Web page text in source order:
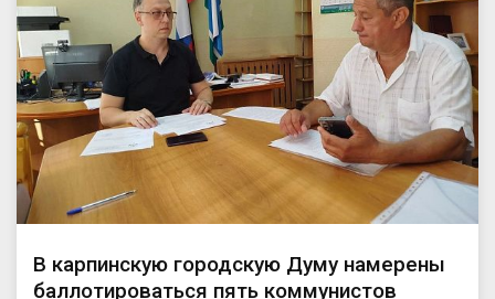
В карпинскую городскую Думу намерены
баллотироваться пять коммунистов